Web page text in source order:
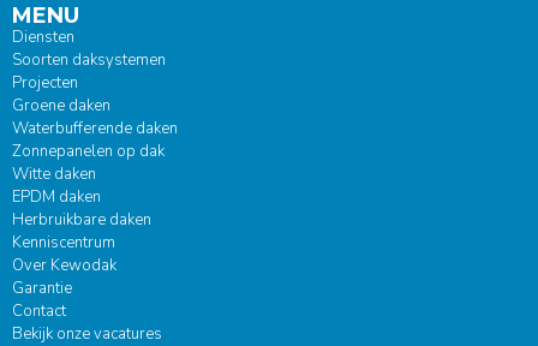
MENU
Diensten
Soorten daksystemen
Projecten
Groene daken
Waterbufferende daken
Zonnepanelen op dak
Witte daken
EPDM daken
Herbruikbare daken
Kenniscentrum
Over Kewodak
Garantie
Contact
Bekijk onze vacatures